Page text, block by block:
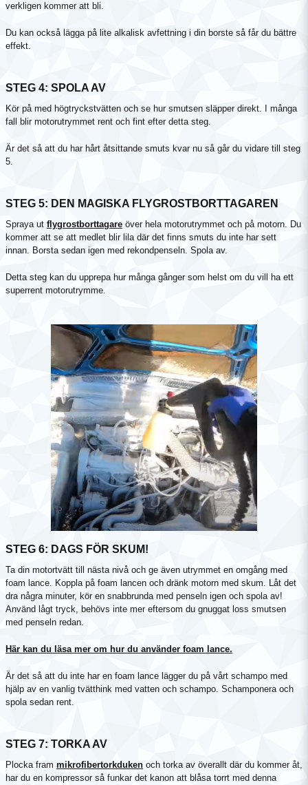
verkligen kommer att bli.
Du kan också lägga på lite alkalisk avfettning i din borste så får du bättre
effekt.
STEG 4: SPOLA AV
Kör på med högtryckstvätten och se hur smutsen släpper direkt. I många
fall blir motorutrymmet rent och fint efter detta steg.
Är det så att du har hårt åtsittande smuts kvar nu så går du vidare till steg
5.
STEG 5: DEN MAGISKA FLYGROSTBORTTAGAREN
Spraya ut flygrostborttagare över hela motorutrymmet och på motorn. Du
kommer att se att medlet blir lila där det finns smuts du inte har sett
innan. Borsta sedan igen med rekondpenseln. Spola av.
Detta steg kan du upprepa hur många gånger som helst om du vill ha ett
superrent motorutrymme.
STEG 6: DAGS FÖR SKUM!
Ta din motortvätt till nästa nivå och ge även utrymmet en omgång med
foam lance. Koppla på foam lancen och dränk motorn med skum. Låt det
dra några minuter, kör en snabbrunda med penseln igen och spola av!
Använd lågt tryck, behövs inte mer eftersom du gnuggat loss smutsen
med penseln redan.
Här kan du läsa mer om hur du använder foam lance.
Är det så att du inte har en foam lance lägger du på vårt schampo med
hjälp av en vanlig tvätthink med vatten och schampo. Schamponera och
spola sedan rent.
STEG 7: TORKA AV
Plocka fram mikrofibertorkduken och torka av överallt där du kommer åt,
har du en kompressor så funkar det kanon att blåsa torrt med denna